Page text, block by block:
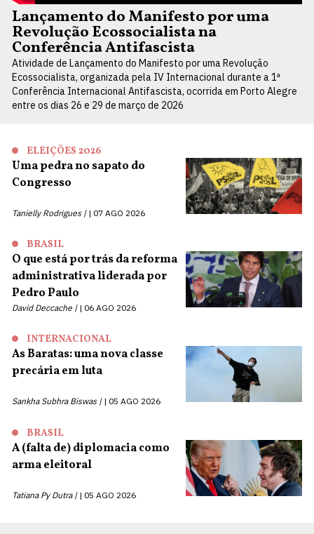
Lançamento do Manifesto por uma
Revolução Ecossocialista na
Conferência Antifascista
Atividade de Lançamento do Manifesto por uma Revolução
Ecossocialista, organizada pela IV Internacional durante a 1ª
Conferência Internacional Antifascista, ocorrida em Porto Alegre
entre os dias 26 e 29 de março de 2026
ELEIÇÕES 2026
Uma pedra no sapato do
Congresso
Tanielly Rodrigues | 07 AGO 2026
BRASIL
O que está por trás da reforma
administrativa liderada por
Pedro Paulo
David Deccache | 06 AGO 2026
INTERNACIONAL
As Baratas: uma nova classe
precária em luta
Sankha Subhra Biswas | 05 AGO 2026
BRASIL
A (falta de) diplomacia como
arma eleitoral
Tatiana Py Dutra | 05 AGO 2026